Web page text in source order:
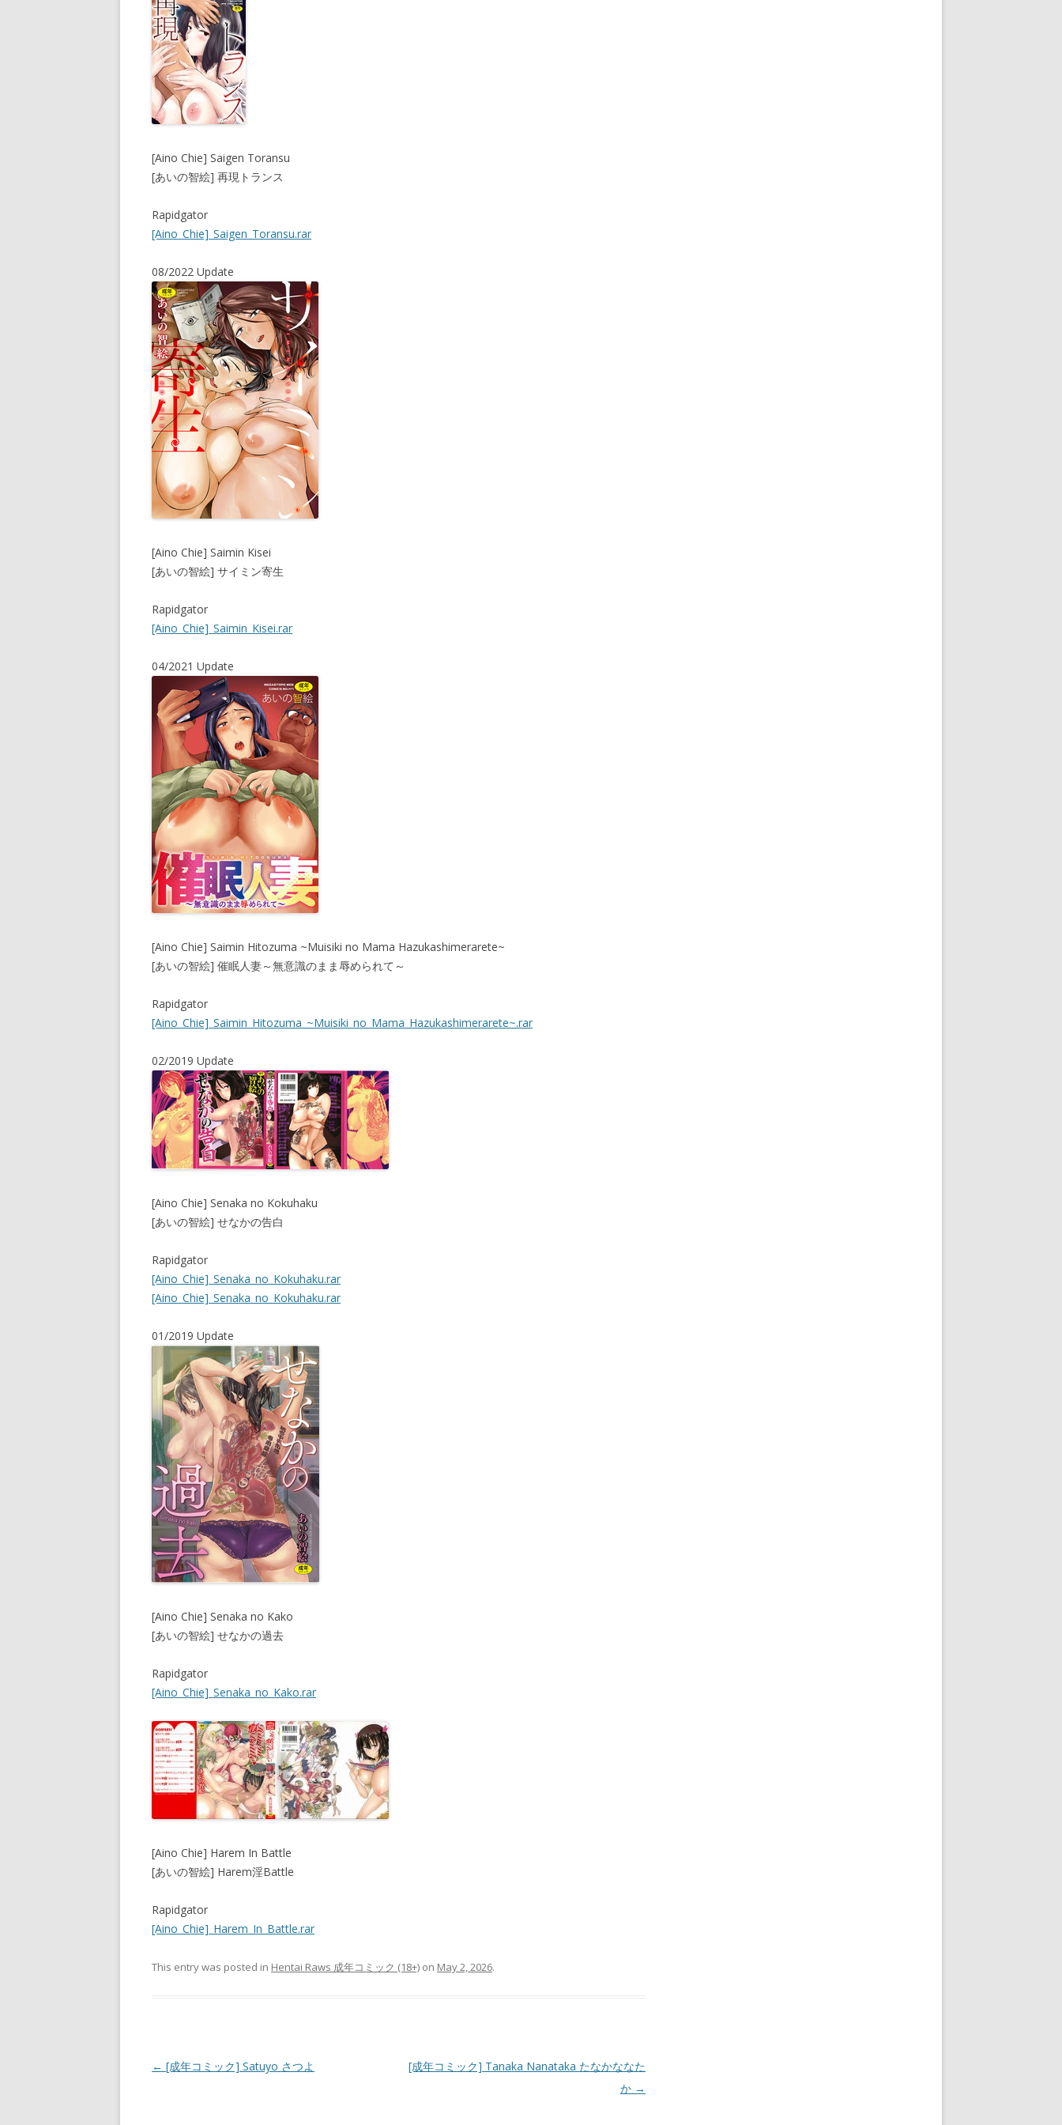
[Aino Chie] Saigen Toransu
[あいの智絵] 再現トランス
Rapidgator
[Aino_Chie]_Saigen_Toransu.rar
08/2022 Update
[Aino Chie] Saimin Kisei
[あいの智絵] サイミン寄生
Rapidgator
[Aino_Chie]_Saimin_Kisei.rar
04/2021 Update
[Aino Chie] Saimin Hitozuma ~Muisiki no Mama Hazukashimerarete~
[あいの智絵] 催眠人妻～無意識のまま辱められて～
Rapidgator
[Aino_Chie]_Saimin_Hitozuma_~Muisiki_no_Mama_Hazukashimerarete~.rar
02/2019 Update
[Aino Chie] Senaka no Kokuhaku
[あいの智絵] せなかの告白
Rapidgator
[Aino_Chie]_Senaka_no_Kokuhaku.rar
[Aino_Chie]_Senaka_no_Kokuhaku.rar
01/2019 Update
[Aino Chie] Senaka no Kako
[あいの智絵] せなかの過去
Rapidgator
[Aino_Chie]_Senaka_no_Kako.rar
[Aino Chie] Harem In Battle
[あいの智絵] Harem淫Battle
Rapidgator
[Aino_Chie]_Harem_In_Battle.rar
This entry was posted in Hentai Raws 成年コミック (18+) on May 2, 2026.
Post
← [成年コミック] Satuyo さつよ
[成年コミック] Tanaka Nanataka たなかななた
か →